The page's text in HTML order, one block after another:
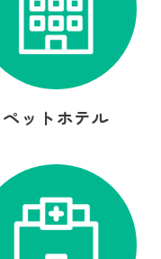
ペットホテル